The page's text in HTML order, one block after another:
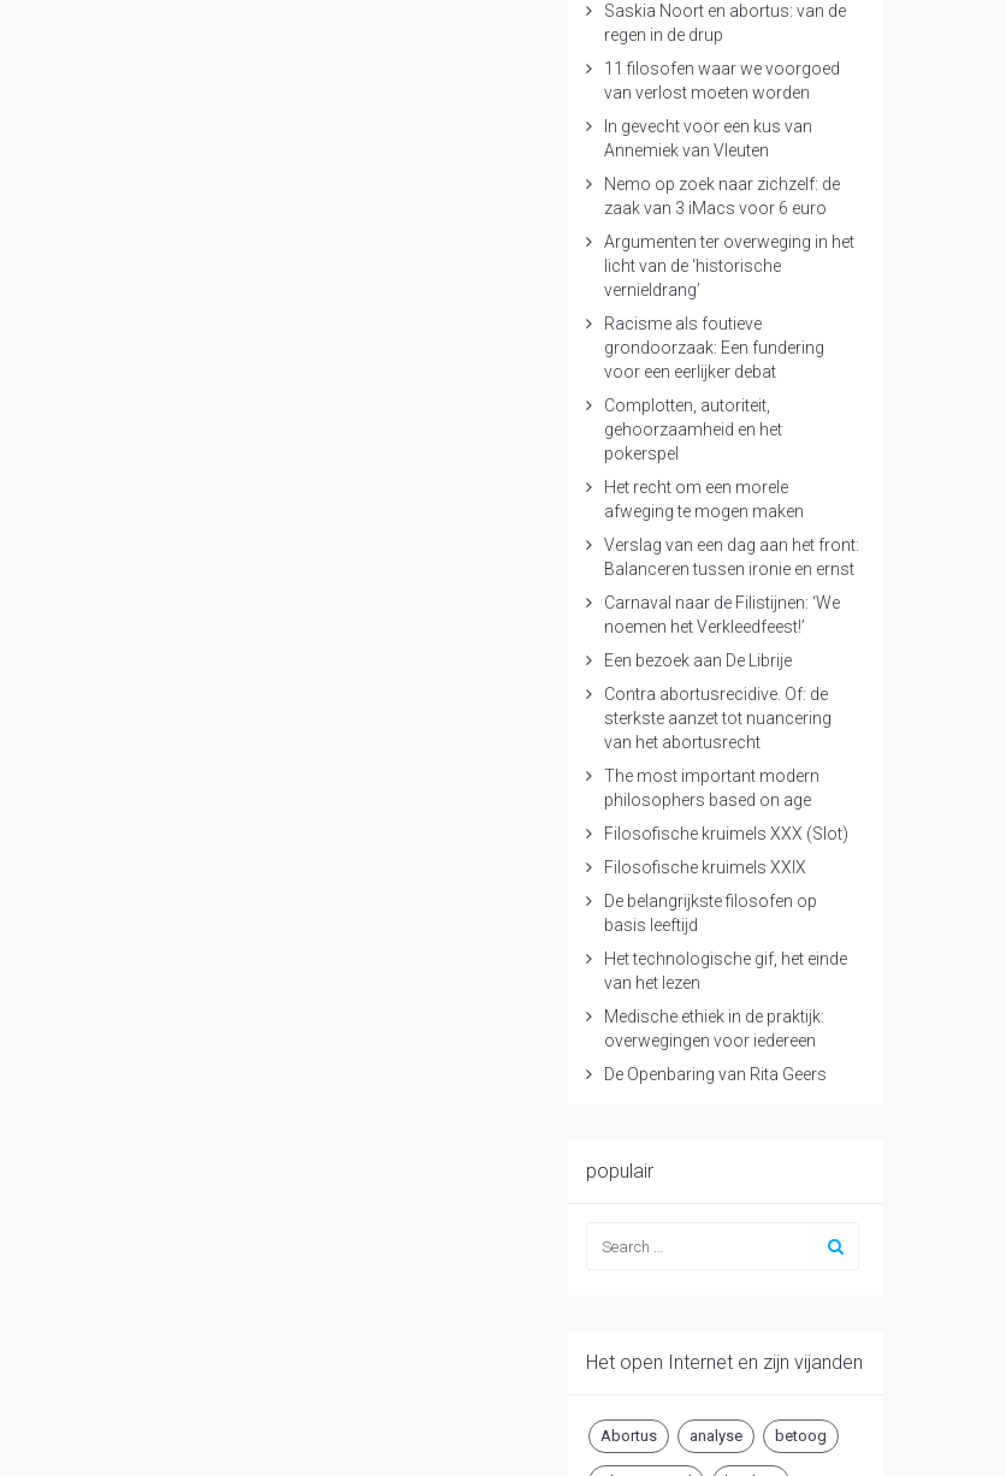
Saskia Noort en abortus: van de
regen in de drup
11 filosofen waar we voorgoed
van verlost moeten worden
In gevecht voor een kus van
Annemiek van Vleuten
Nemo op zoek naar zichzelf: de
zaak van 3 iMacs voor 6 euro
Argumenten ter overweging in het
licht van de ‘historische
vernieldrang’
Racisme als foutieve
grondoorzaak: Een fundering
voor een eerlijker debat
Complotten, autoriteit,
gehoorzaamheid en het
pokerspel
Het recht om een morele
afweging te mogen maken
Verslag van een dag aan het front:
Balanceren tussen ironie en ernst
Carnaval naar de Filistijnen: ‘We
noemen het Verkleedfeest!’
Een bezoek aan De Librije
Contra abortusrecidive. Of: de
sterkste aanzet tot nuancering
van het abortusrecht
The most important modern
philosophers based on age
Filosofische kruimels XXX (Slot)
Filosofische kruimels XXIX
De belangrijkste filosofen op
basis leeftijd
Het technologische gif, het einde
van het lezen
Medische ethiek in de praktijk:
overwegingen voor iedereen
De Openbaring van Rita Geers
populair
Het open Internet en zijn vijanden
Abortus analyse betoog